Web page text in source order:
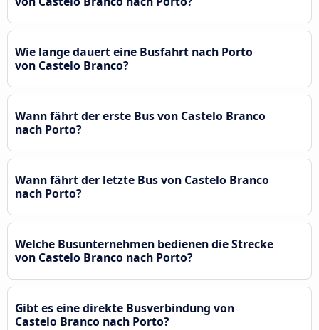
Wie lange dauert eine Busfahrt nach Porto
von Castelo Branco?
Wann fährt der erste Bus von Castelo Branco
nach Porto?
Wann fährt der letzte Bus von Castelo Branco
nach Porto?
Welche Busunternehmen bedienen die Strecke
von Castelo Branco nach Porto?
Gibt es eine direkte Busverbindung von
Castelo Branco nach Porto?